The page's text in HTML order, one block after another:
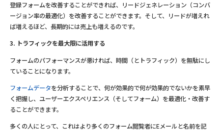
登録フォームを改善することができれば、リードジェネレーション（コンバ
ージョン率の最適化）を改善することができます。そして、リードが増えれ
ば増えるほど、長期的には売上も増えるのです。
3. トラフィックを最大限に活用する
フォームのパフォーマンスが悪ければ、時間（とトラフィック）を無駄にし
ていることになります。
フォームデータを分析することで、何が効果的で何が効果的でないかを素早
く把握し、ユーザーエクスペリエンス（そしてフォーム）を最適化・改善す
ることができます。
多くの人にとって、これはより多くのフォーム閲覧者にEメールと名前を記